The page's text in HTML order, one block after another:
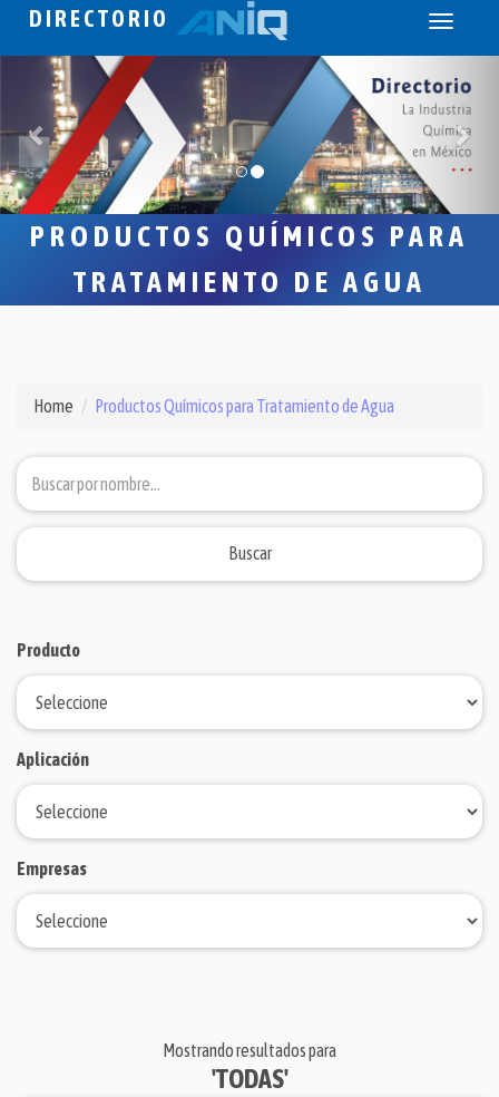
DIRECTORIO
Toggle
PRODUCTOS QUÍMICOS PARA
TRATAMIENTO DE AGUA
Home Productos Químicos para Tratamiento de Agua
Producto
Aplicación
Empresas
Mostrando resultados para
'TODAS'